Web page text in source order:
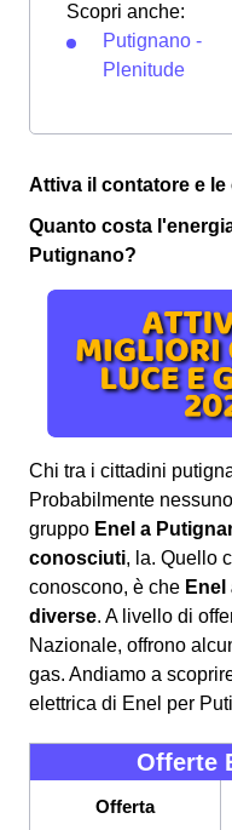
Scopri anche:
Putignano -
Plenitude
Attiva il contatore e
Quanto costa
Putignano?
Chi tra i cittadini
Probabilmente
gruppo Enel a
conosciuti, la. Quello
conoscono, è che
diverse. A livello di
Nazionale, offrono
gas. Andiamo a
elettrica di Enel per
Offerte
Offerta